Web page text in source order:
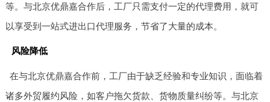
等。与北京优鼎嘉合作后，工厂只需支付一定的代理费用，就可
以享受到一站式进出口代理服务，节省了大量的成本。
风险降低
在与北京优鼎嘉合作前，工厂由于缺乏经验和专业知识，面临着
诸多外贸履约风险，如客户拖欠货款、货物质量纠纷等。与北京